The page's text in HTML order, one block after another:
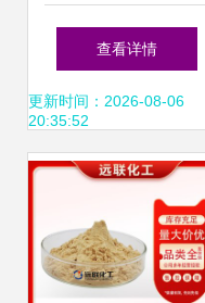
发展与应用
查看详情
更新时间：2026-08-06
20:35:52